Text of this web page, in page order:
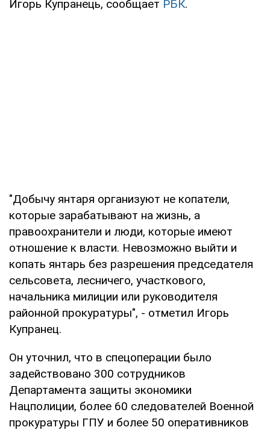
Игорь Купранець, сообщает РБК.
"Добычу янтаря организуют не копатели,
которые зарабатывают на жизнь, а
правоохранители и люди, которые имеют
отношение к власти. Невозможно выйти и
копать янтарь без разрешения председателя
сельсовета, лесничего, участкового,
начальника милиции или руководителя
районной прокуратуры", - отметил Игорь
Купранец.
Он уточнил, что в спецоперации было
задействовано 300 сотрудников
Департамента защиты экономики
Нацполиции, более 60 следователей Военной
прокуратуры ГПУ и более 50 оперативников